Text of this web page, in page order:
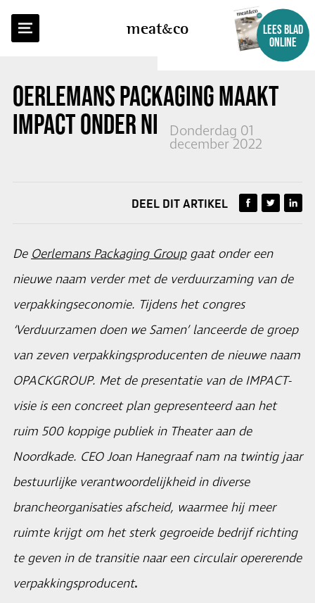
meatco
LEES BLAD
ONLINE
OERLEMANS PACKAGING MAAKT
IMPACT ONDER NIEUWE NAAM
Donderdag 01
december 2022
TERUG NAAR OVERZICHT
DEEL DIT ARTIKEL
DeOerlemans Packaging Groupgaat onder een
nieuwe naam verder met de verduurzaming van de
verpakkingseconomie. Tijdens het congres
‘Verduurzamen doen we Samen’ lanceerde de groep
van zeven verpakkingsproducenten de nieuwe naam
OPACKGROUP. Met de presentatie van de IMPACT-
visie is een concreet plan gepresenteerd aan het
ruim 500 koppige publiek in Theater aan de
Noordkade. CEO Joan Hanegraaf nam na twintig jaar
bestuurlijke verantwoordelijkheid in diverse
brancheorganisaties afscheid, waarmee hij meer
ruimte krijgt om het sterk gegroeide bedrijf richting
te geven in de transitie naar een circulair opererende
verpakkingsproducent.